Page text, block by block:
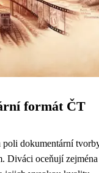
formát ČT
poli dokumentární
Diváci oceňují zejména